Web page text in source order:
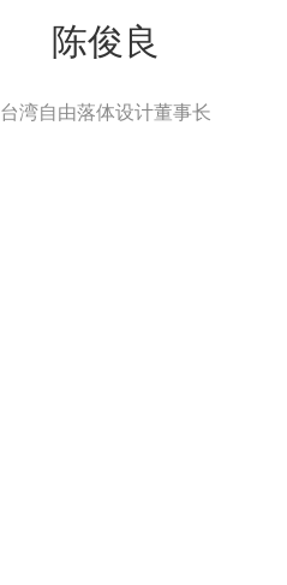
陈俊良
台湾自由落体设计董事长